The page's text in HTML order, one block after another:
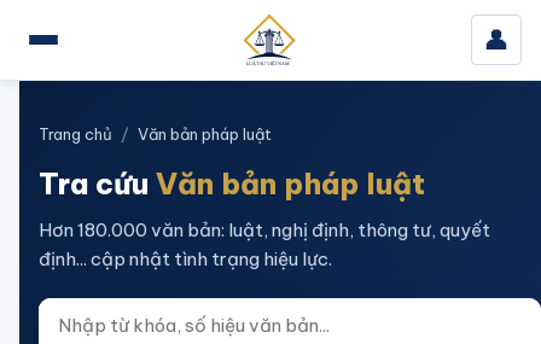
👤
Trang chủ / Văn bản pháp luật
Tra cứu Văn bản pháp luật
Hơn 180.000 văn bản: luật, nghị định, thông tư, quyết
định... cập nhật tình trạng hiệu lực.